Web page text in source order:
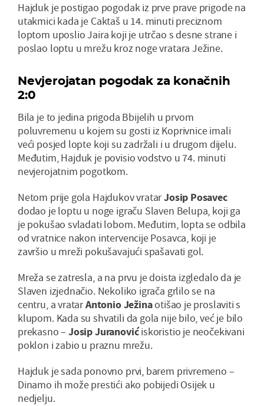
Hajduk je postigao pogodak iz prve prave prigode na
utakmici kada je Caktaš u 14. minuti preciznom
loptom uposlio Jaira koji je utrčao s desne strane i
poslao loptu u mrežu kroz noge vratara Ježine.
Nevjerojatan pogodak za konačnih
2:0
Bila je to jedina prigoda Bbijelih u prvom
poluvremenu u kojem su gosti iz Koprivnice imali
veći posjed lopte koji su zadržali i u drugom dijelu.
Međutim, Hajduk je povisio vodstvo u 74. minuti
nevjerojatnim pogotkom.
Netom prije gola Hajdukov vratarJosip Posavec
dodao je loptu u noge igraču Slaven Belupa, koji ga
je pokušao svladati lobom. Međutim, lopta se odbila
od vratnice nakon intervencije Posavca, koji je
završio u mreži pokušavajući spašavati gol.
Mreža se zatresla, a na prvu je doista izgledalo da je
Slaven izjednačio. Nekoliko igrača grlilo se na
centru, a vratarAntonio Ježinaotišao je proslaviti s
klupom. Kada su shvatili da gola nije bilo, već je bilo
prekasno –Josip Juranovićiskoristio je neočekivani
poklon i zabio u praznu mrežu.
Hajduk je sada ponovno prvi, barem privremeno –
Dinamo ih može prestići ako pobijedi Osijek u
nedjelju.